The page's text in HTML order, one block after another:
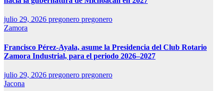
julio 29, 2026 pregonero pregonero
Zamora
Francisco Pérez-Ayala, asume la Presidencia del Club Rotario
Zamora Industrial, para el periodo 2026–2027
julio 29, 2026 pregonero pregonero
Jacona